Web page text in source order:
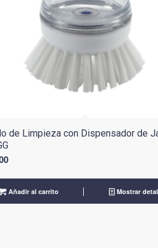
de Limpieza con Dispensador de
Añadir al carrito Mostrar